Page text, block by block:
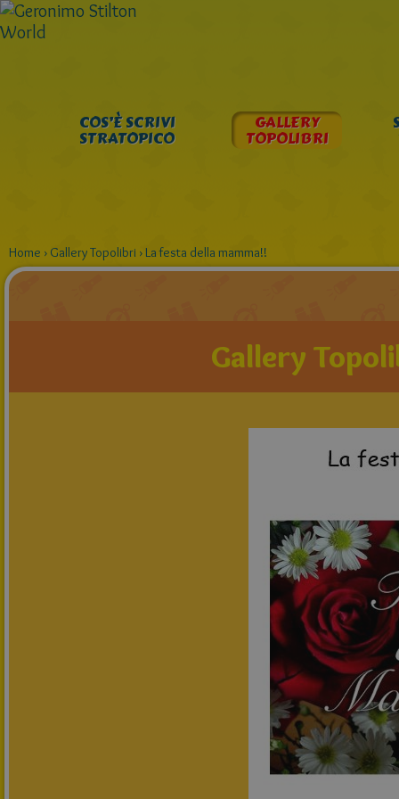
COS’È SCRIVI
STRATOPICO
GALLERY
TOPOLIBRI
Home › Gallery Topolibri › La festa della mamma!!
Gallery